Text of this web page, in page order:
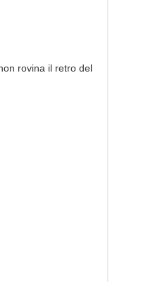
rovina il retro del